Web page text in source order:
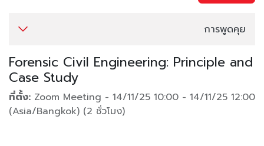
การพูดคุย
Forensic Civil Engineering: Principle and
Case Study
ที่ตั้ง: Zoom Meeting - 14/11/25 10:00 - 14/11/25 12:00
(Asia/Bangkok) (2 ชั่วโมง)